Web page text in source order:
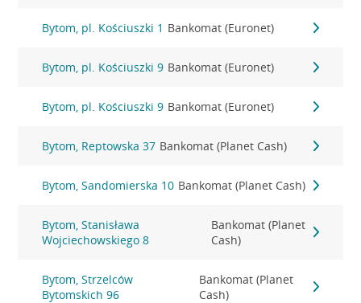
Bytom, pl. Kościuszki 1 Bankomat (Euronet)
Bytom, pl. Kościuszki 9 Bankomat (Euronet)
Bytom, pl. Kościuszki 9 Bankomat (Euronet)
Bytom, Reptowska 37 Bankomat (Planet Cash)
Bytom, Sandomierska 10 Bankomat (Planet Cash)
Bytom, Stanisława
Wojciechowskiego 8
Bankomat (Planet
Cash)
Bytom, Strzelców
Bytomskich 96
Bankomat (Planet
Cash)